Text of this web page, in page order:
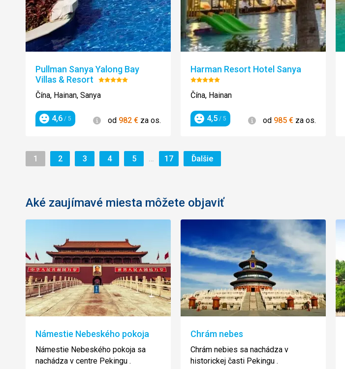
Pullman Sanya Yalong Bay
Villas & Resort Hodnotenie:
5/5
Čína, Hainan, Sanya
Hodnotenie
4,6 / 5 Informácie
od 982 € za os.
Harman Resort Hotel Sanya
Hodnotenie:
5/5
Čína, Hainan
Hodnotenie
4,5 / 5 Informácie
od 985 € za os.
Stránka
1 Stránka
2 Stránka
3 Stránka
4 Stránka
5 Stránka
17 ĎalšieStránka
Aké zaujímavé miesta môžete objaviť
Námestie Nebeského pokoja
Námestie Nebeského pokoja sa
nachádza v centre Pekingu .
Chrám nebes
Chrám nebies sa nachádza v
historickej časti Pekingu .